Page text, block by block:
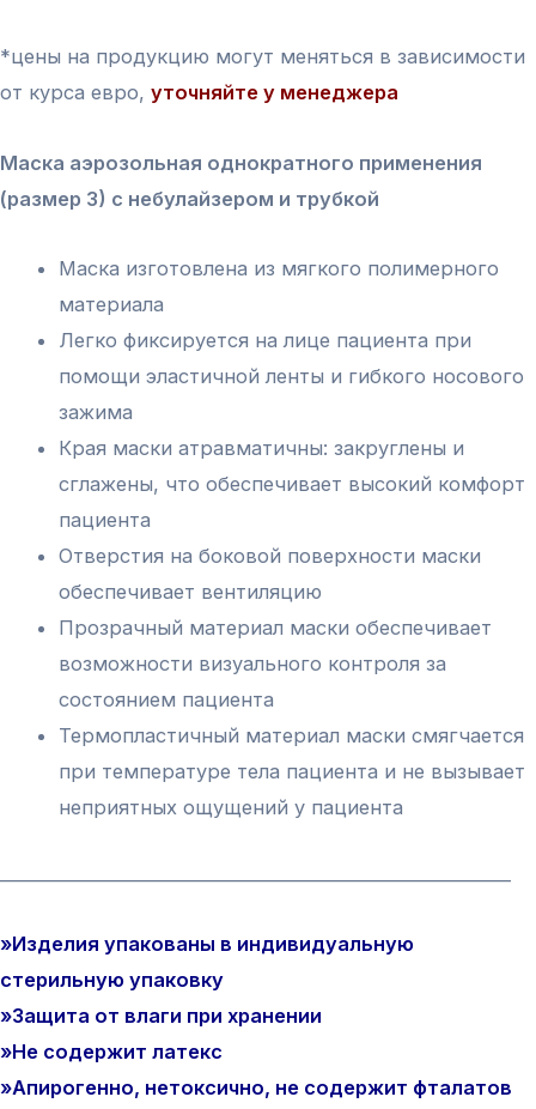
*цены на продукцию могут меняться в зависимости
от курса евро, уточняйте у менеджера
Маска аэрозольная однократного применения
(размер 3) с небулайзером и трубкой
Маска изготовлена из мягкого полимерного
материала
Легко фиксируется на лице пациента при
помощи эластичной ленты и гибкого носового
зажима
Края маски атравматичны: закруглены и
сглажены, что обеспечивает высокий комфорт
пациента
Отверстия на боковой поверхности маски
обеспечивает вентиляцию
Прозрачный материал маски обеспечивает
возможности визуального контроля за
состоянием пациента
Термопластичный материал маски смягчается
при температуре тела пациента и не вызывает
неприятных ощущений у пациента
»Изделия упакованы в индивидуальную
стерильную упаковку
»Защита от влаги при хранении
»Не содержит латекс
»Апирогенно, нетоксично, не содержит фталатов